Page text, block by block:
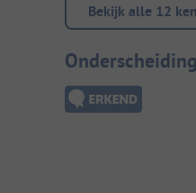
Bekijk alle 12